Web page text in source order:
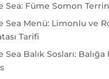
Sea: Füme Somon
Sea Menü: Limonlu ve
Tarifi
Sea Balık Sosları: Balığa